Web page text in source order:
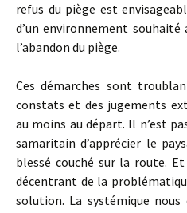
refus du piège est
d’un environnement
l’abandon du piège.
Ces démarches sont
constats et des jugements
au moins au départ. Il n’est
samaritain d’apprécier le
blessé couché sur la route.
décentrant de la
solution. La systémique nous